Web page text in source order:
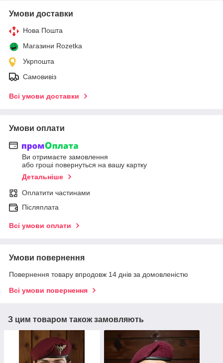
Умови доставки
Нова Пошта
Магазини Rozetka
Укрпошта
Самовивіз
Всі умови доставки
Умови оплати
Ви отримаєте замовлення
або гроші повернуться на вашу картку
Детальніше
Оплатити частинами
Післяплата
Всі умови оплати
Умови повернення
Повернення товару впродовж 14 днів за домовленістю
Всі умови повернення
З цим товаром також замовляють